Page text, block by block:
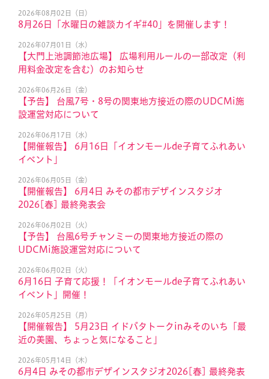
2026年08月02日（日）
8月26日「水曜日の雑談カイギ#40」を開催します！
2026年07月01日（水）
【大門上池調節池広場】 広場利用ルールの一部改定（利
用料金改定を含む）のお知らせ
2026年06月26日（金）
【予告】 台風7号・8号の関東地方接近の際のUDCMi施
設運営対応について
2026年06月17日（水）
【開催報告】 6月16日「イオンモールde子育てふれあい
イベント」
2026年06月05日（金）
【開催報告】 6月4日 みその都市デザインスタジオ
2026[春] 最終発表会
2026年06月02日（火）
【予告】 台風6号チャンミーの関東地方接近の際の
UDCMi施設運営対応について
2026年06月02日（火）
6月16日 子育て応援！「イオンモールde子育てふれあい
イベント」開催！
2026年05月25日（月）
【開催報告】 5月23日 イドバタトークinみそのいち「最
近の美園、ちょっと気になること」
2026年05月14日（木）
6月4日 みその都市デザインスタジオ2026[春] 最終発表